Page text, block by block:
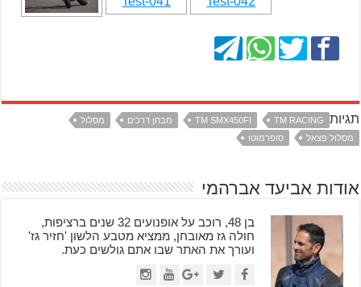
תגיות TM RACING
TM SMX450FI מבחן דרכים
מסלול
מסלול פצאל
סופרמוטו
אודות אביעד אברהמי
בן 48, רוכב על אופנועים 32 שנים ברציפות,
חולה גז מאובחן, ממציא מטבע הלשון 'חזיר גז'
ועורך את האתר שבו אתם גולשים כעת.